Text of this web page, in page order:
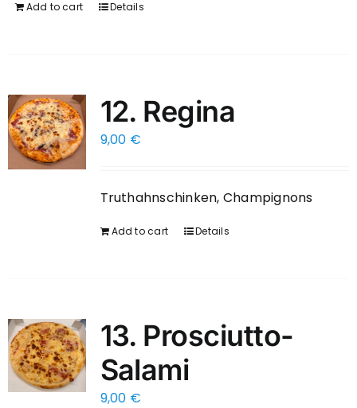
Add to cart Details
12. Regina
9,00 €
Truthahnschinken, Champignons
Add to cart Details
13. Prosciutto-
Salami
9,00 €